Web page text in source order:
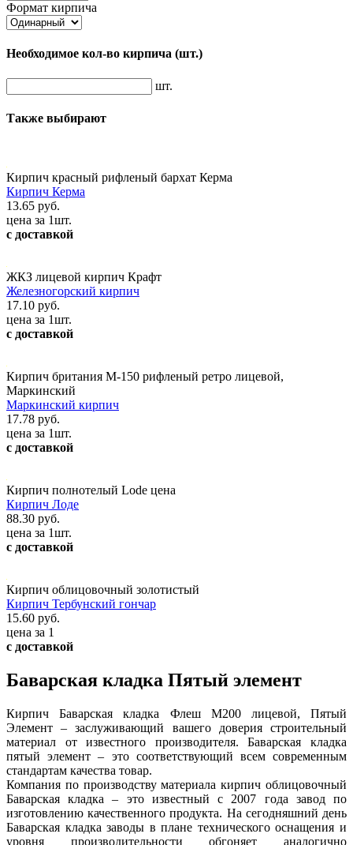
Формат кирпича
Необходимое кол-во кирпича (шт.)
шт.
Также выбирают
Кирпич красный рифленый бархат Керма
Кирпич Керма
13.65 руб.
цена за 1шт.
с доставкой
ЖКЗ лицевой кирпич Крафт
Железногорский кирпич
17.10 руб.
цена за 1шт.
с доставкой
Кирпич британия М-150 рифленый ретро лицевой,
Маркинский
Маркинский кирпич
17.78 руб.
цена за 1шт.
с доставкой
Кирпич полнотелый Lode цена
Кирпич Лоде
88.30 руб.
цена за 1шт.
с доставкой
Кирпич облицовочный золотистый
Кирпич Тербунский гончар
15.60 руб.
цена за 1
с доставкой
Баварская кладка Пятый элемент
Кирпич Баварская кладка Флеш М200 лицевой, Пятый
Элемент – заслуживающий вашего доверия строительный
материал от известного производителя. Баварская кладка
пятый элемент – это соответствующий всем современным
стандартам качества товар.
Компания по производству материала кирпич облицовочный
Баварская кладка – это известный с 2007 года завод по
изготовлению качественного продукта. На сегодняшний день
Баварская кладка заводы в плане технического оснащения и
уровня производительности обгоняет аналогично